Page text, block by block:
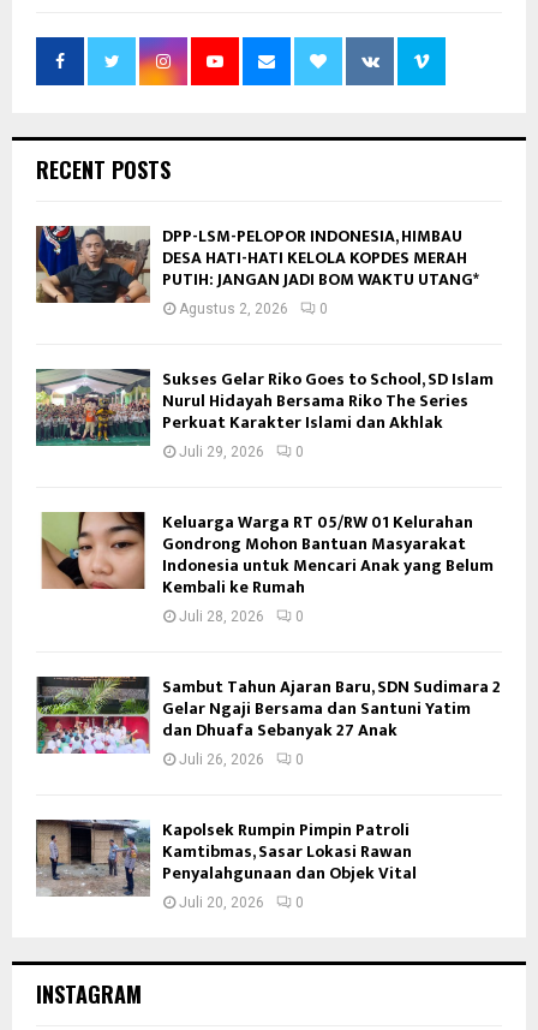
RECENT POSTS
DPP-LSM-PELOPOR INDONESIA, HIMBAU
DESA HATI-HATI KELOLA KOPDES MERAH
PUTIH: JANGAN JADI BOM WAKTU UTANG*
Agustus 2, 2026 0
Sukses Gelar Riko Goes to School, SD Islam
Nurul Hidayah Bersama Riko The Series
Perkuat Karakter Islami dan Akhlak
Juli 29, 2026 0
Keluarga Warga RT 05/RW 01 Kelurahan
Gondrong Mohon Bantuan Masyarakat
Indonesia untuk Mencari Anak yang Belum
Kembali ke Rumah
Juli 28, 2026 0
Sambut Tahun Ajaran Baru, SDN Sudimara 2
Gelar Ngaji Bersama dan Santuni Yatim
dan Dhuafa Sebanyak 27 Anak
Juli 26, 2026 0
Kapolsek Rumpin Pimpin Patroli
Kamtibmas, Sasar Lokasi Rawan
Penyalahgunaan dan Objek Vital
Juli 20, 2026 0
INSTAGRAM